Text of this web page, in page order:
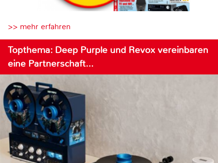
>> mehr erfahren
Topthema: Deep Purple und Revox vereinbaren
eine Partnerschaft…